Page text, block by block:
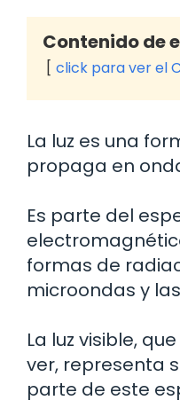
Contenido de
click para ver el
La luz es una
propaga en
Es parte del
formas de
microondas y
La luz visible,
ver, representa
parte de este